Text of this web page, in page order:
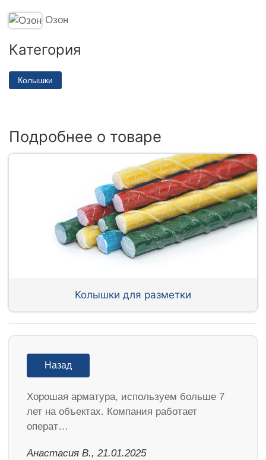
Озон
Категория
Колышки
Подробнее о товаре
Колышки для разметки
Назад
Хорошая арматура, используем больше 7
лет на объектах. Компания работает
операт…
Анастасия В., 21.01.2025